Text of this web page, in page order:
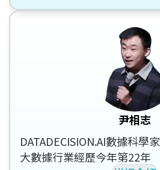
尹相志
DATADECISION.AI數據科學家
大數據行業經歷今年第22年